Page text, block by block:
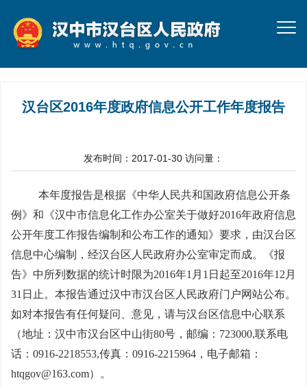
汉台区2016年度政府信息公开工作年度报告
发布时间：2017-01-30 访问量：
本年度报告是根据《中华人民共和国政府信息公开条
例》和《汉中市信息化工作办公室关于做好2016年政府信息
公开年度工作报告编制和公布工作的通知》要求，由汉台区
信息中心编制，经汉台区人民政府办公室审定而成。《报
告》中所列数据的统计时限为2016年1 月 1 日起至2016年12 月
31 日止。本报告通过汉中市汉台区人民政府门户网站公布。
如对本报告有任何疑问、意见，请与汉台区信息中心联系
（地址：汉中市汉台区中山街80号，邮编： 723000,联系电
话： 0916-2218553,传真： 0916-2215964 ，电子邮箱：
htqgov@163.com）。